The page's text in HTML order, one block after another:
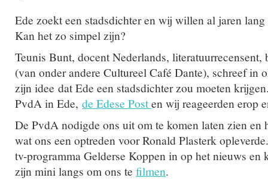
Ede zoekt een stadsdichter en wij willen al jaren
Kan het zo simpel zijn?
Teunis Bunt, docent Nederlands,
(van onder andere Cultureel Café Dante), schreef in
zijn idee dat Ede een stadsdichter zou moeten
PvdA in Ede, de Edese Posten wij reageerden erop
De PvdA nodigde ons uit om te komen laten zien en
wat ons een optreden voor Ronald Plasterk
tv-programma Gelderse Koppen in op het nieuws en
zijn mini langs om ons te filmen.